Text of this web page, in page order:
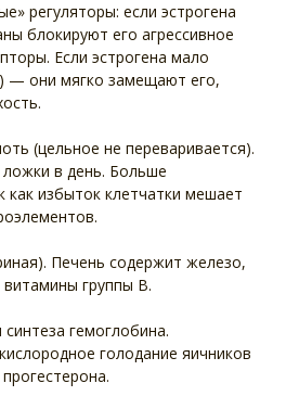
регуляторы: если эстрогена
блокируют его агрессивное
Если эстрогена мало
— они мягко замещают его,
(цельное не переваривается).
в день. Больше
как избыток клетчатки мешает
Печень содержит железо,
группы B.
гемоглобина.
голодание яичников